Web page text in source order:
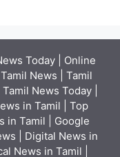
Today | Online
News | Tamil
News Today |
in Tamil | Top
in Tamil | Google
| Digital News in
News in Tamil |